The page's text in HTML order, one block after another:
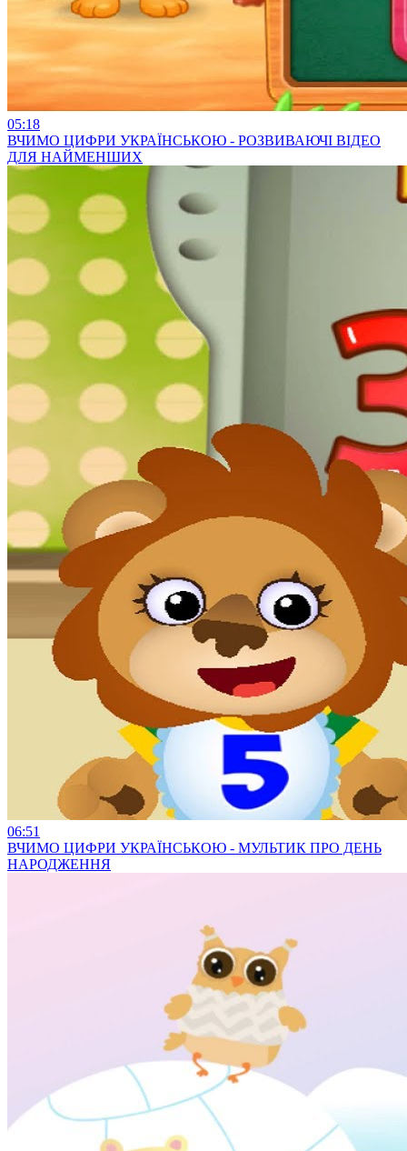
05:18
ВЧИМО ЦИФРИ УКРАЇНСЬКОЮ - РОЗВИВАЮЧІ ВІДЕО
ДЛЯ НАЙМЕНШИХ
06:51
ВЧИМО ЦИФРИ УКРАЇНСЬКОЮ - МУЛЬТИК ПРО ДЕНЬ
НАРОДЖЕННЯ